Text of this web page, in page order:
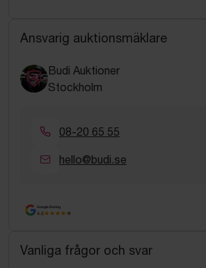
Ansvarig auktionsmäklare
Budi Auktioner
Stockholm
08-20 65 55
hello@budi.se
Google Rating
4.5
Vanliga frågor och svar